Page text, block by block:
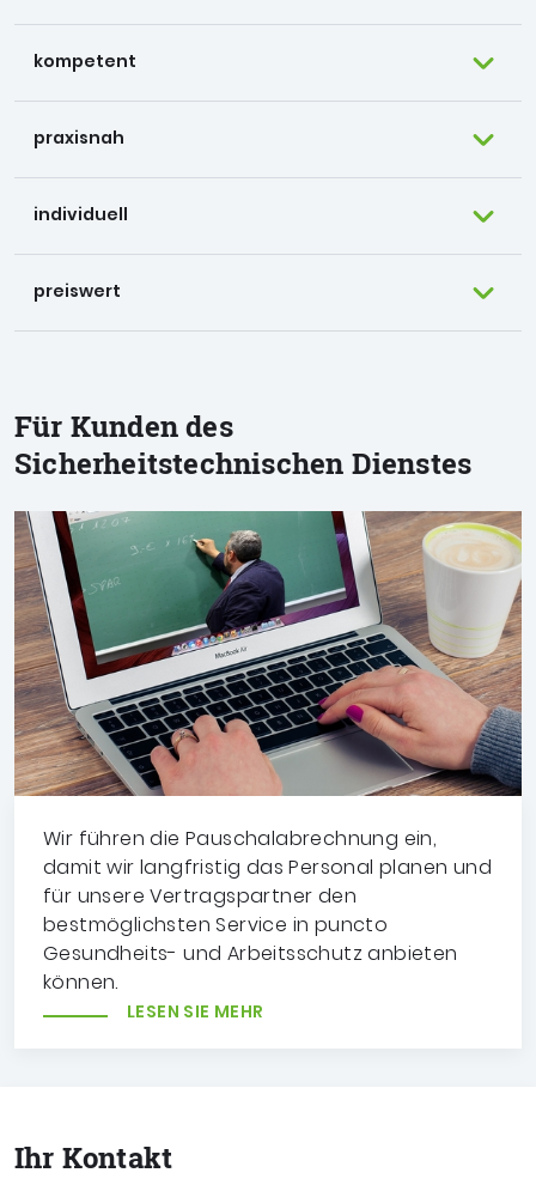
kompetent
praxisnah
individuell
preiswert
Für Kunden des
Sicherheitstechnischen Dienstes
Wir führen die Pauschalabrechnung ein,
damit wir langfristig das Personal planen und
für unsere Vertragspartner den
bestmöglichsten Service in puncto
Gesundheits- und Arbeitsschutz anbieten
können.
LESEN SIE MEHR
Ihr Kontakt